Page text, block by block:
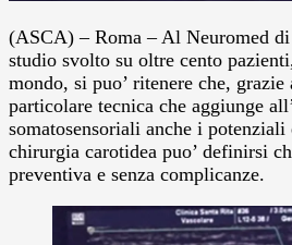
(ASCA) – Roma – Al Neuromed
studio svolto su oltre cento
mondo, si puo’ ritenere che, grazie
particolare tecnica che aggiunge
somatosensoriali anche i
chirurgia carotidea puo’ definirsi
preventiva e senza complicanze.